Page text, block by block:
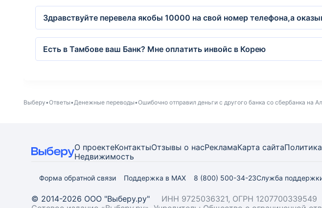
Здравствуйте перевела якобы 10000 на свой номер телефона,а
Есть в Тамбове ваш Банк? Мне оплатить инвойс в Корею
Выберу Ответы Денежные переводы Ошибочно отправил деньги с другого банка со сбербанка на
О проектеКонтактыОтзывы о насРекламаКарта сайта
Недвижимость
Форма обратной связи Поддержка в MAX 8 (800) 500-34-23Служба
© 2014-2026 ООО "Выберу.ру"
ИНН 9725036321, ОГРН 1207700339549